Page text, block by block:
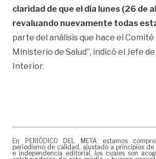
claridad de que el día lunes (26 de
revaluando nuevamente todas
parte del análisis que hace el
Ministerio de Salud”, indicó el Jefe
Interior.
En PERIÓDICO DEL META estamos
periodismo de calidad, ajustado a principios
e independencia editorial, los cuales son